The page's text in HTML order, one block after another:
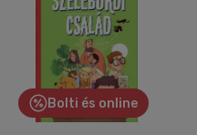
Bolti és online